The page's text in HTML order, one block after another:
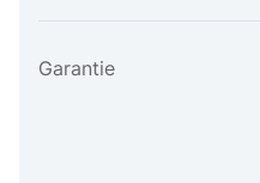
Garantie